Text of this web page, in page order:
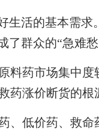
活的基本需求
了群众的“急难
药市场集中度
药涨价断货的根
低价药、救命